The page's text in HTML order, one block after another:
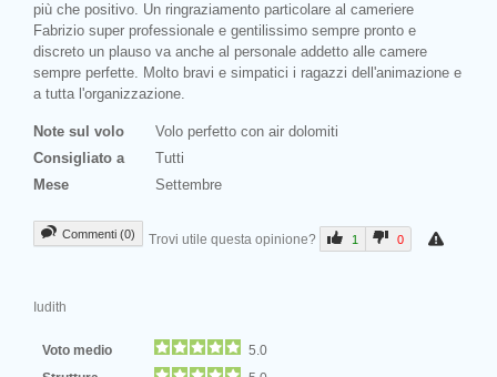
più che positivo. Un ringraziamento particolare al cameriere
Fabrizio super professionale e gentilissimo sempre pronto e
discreto un plauso va anche al personale addetto alle camere
sempre perfette. Molto bravi e simpatici i ragazzi dell'animazione e
a tutta l'organizzazione.
Note sul volo
Volo perfetto con air dolomiti
Consigliato a
Tutti
Mese
Settembre
Commenti (0) Trovi utile questa opinione? 1 0
Iudith
Voto medio
5.0